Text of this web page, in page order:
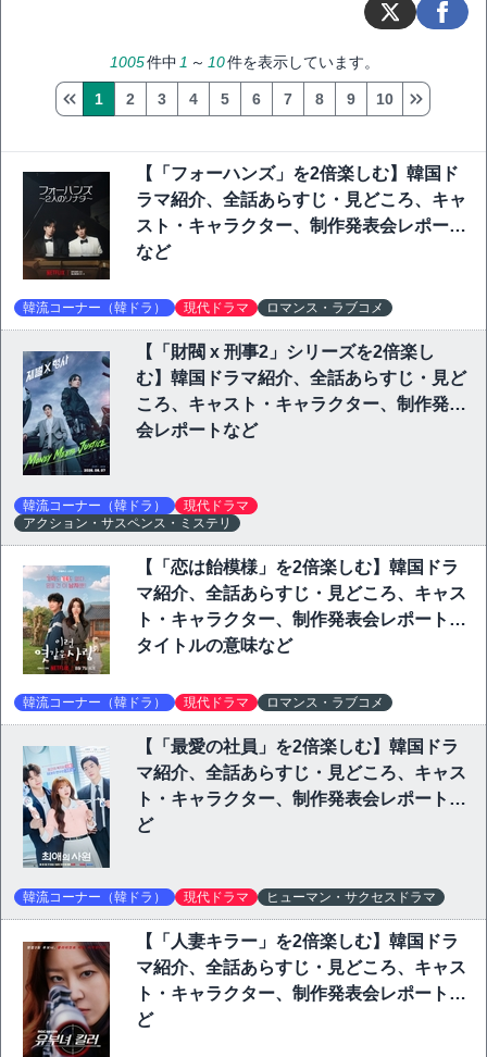
1005件中 1 ～ 10件を表示しています。
1 2 3 4 5 6 7 8 9 10
【「フォーハンズ」を2倍楽しむ】韓国ド
ラマ紹介、全話あらすじ・見どころ、キャ
スト・キャラクター、制作発表会レポート
など
韓流コーナー（韓ドラ） 現代ドラマ ロマンス・ラブコメ
【「財閥 x 刑事2」シリーズを2倍楽し
む】韓国ドラマ紹介、全話あらすじ・見ど
ころ、キャスト・キャラクター、制作発表
会レポートなど
韓流コーナー（韓ドラ）
現代ドラマ
アクション・サスペンス・ミステリ
【「恋は飴模様」を2倍楽しむ】韓国ドラ
マ紹介、全話あらすじ・見どころ、キャス
ト・キャラクター、制作発表会レポート、
タイトルの意味など
韓流コーナー（韓ドラ） 現代ドラマ ロマンス・ラブコメ
【「最愛の社員」を2倍楽しむ】韓国ドラ
マ紹介、全話あらすじ・見どころ、キャス
ト・キャラクター、制作発表会レポートな
ど
韓流コーナー（韓ドラ） 現代ドラマ ヒューマン・サクセスドラマ
【「人妻キラー」を2倍楽しむ】韓国ドラ
マ紹介、全話あらすじ・見どころ、キャス
ト・キャラクター、制作発表会レポートな
ど